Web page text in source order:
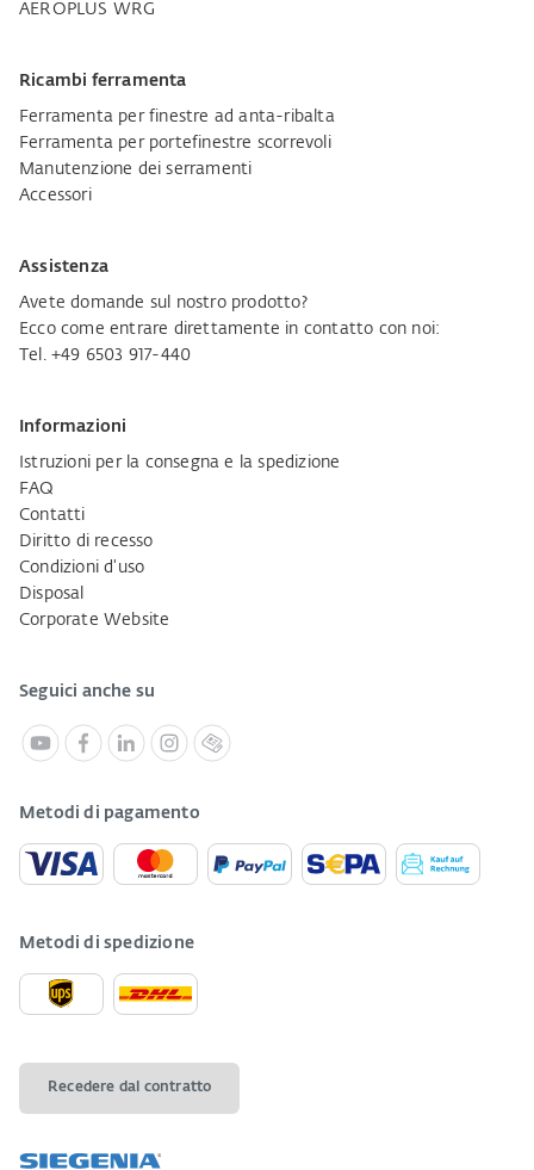
AEROPLUS WRG
Ricambi ferramenta
Ferramenta per finestre ad anta-ribalta
Ferramenta per portefinestre scorrevoli
Manutenzione dei serramenti
Accessori
Assistenza
Avete domande sul nostro prodotto?
Ecco come entrare direttamente in contatto con noi:
Tel. +49 6503 917-440
Informazioni
Istruzioni per la consegna e la spedizione
FAQ
Contatti
Diritto di recesso
Condizioni d'uso
Disposal
Corporate Website
Seguici anche su
Metodi di pagamento
Metodi di spedizione
Recedere dal contratto